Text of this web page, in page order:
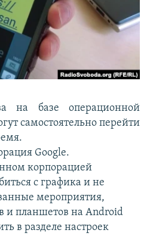
на базе операционной
самостоятельно перейти
Google.
корпорацией
с графика и не
мероприятия,
и планшетов на Android
в разделе настроек